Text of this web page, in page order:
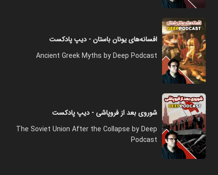
افسانه‌های یونان باستان - دیپ پادکست
Ancient Greek Myths by Deep Podcast
شوروی بعد از فروپاشی - دیپ پادکست
The Soviet Union After the Collapse by Deep
Podcast